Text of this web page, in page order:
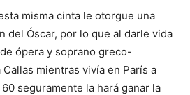
misma cinta le otorgue una
del Óscar, por lo que al darle vida
ópera y soprano greco-
mientras vivía en París a
seguramente la hará ganar la